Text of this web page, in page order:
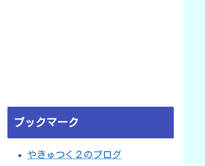
ブックマーク
やきゅつく２のブログ